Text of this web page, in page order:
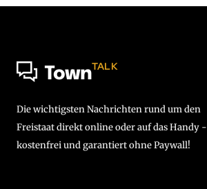
TownTALK
Die wichtigsten Nachrichten rund um den
Freistaat direkt online oder auf das Handy -
kostenfrei und garantiert ohne Paywall!